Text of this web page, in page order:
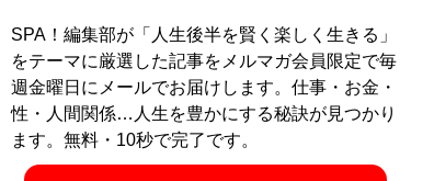
は2500人、個人の月間売り上げは1000万を越える。習
い事はフラメンコ、ゴルフ、料理。趣味は仮想通貨投
資、競馬、着物など
記事一覧へ
SPA！編集部が「人生後半を賢く楽しく生きる」
をテーマに厳選した記事をメルマガ会員限定で毎
週金曜日にメールでお届けします。仕事・お金・
性・人間関係…人生を豊かにする秘訣が見つかり
ます。無料・10秒で完了です。